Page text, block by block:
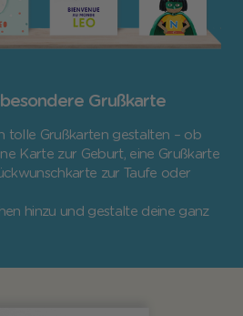
Grußkarte
tolle Grußkarten gestalten – ob
Karte zur Geburt, eine Grußkarte
zur Taufe oder
hinzu und gestalte deine ganz